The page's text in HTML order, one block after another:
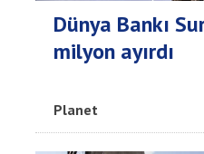
Dünya Bankı
milyon ayırdı
Planet